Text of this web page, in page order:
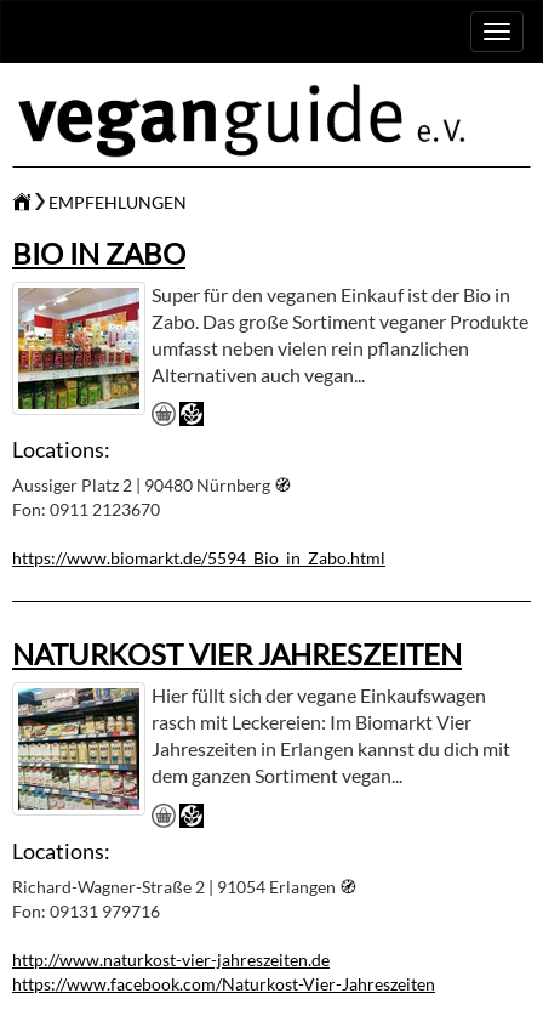
Toggle
EMPFEHLUNGEN
BIO IN ZABO
Super für den veganen Einkauf ist der Bio in
Zabo. Das große Sortiment veganer Produkte
umfasst neben vielen rein pflanzlichen
Alternativen auch vegan...
Locations:
Aussiger Platz 2 | 90480 Nürnberg 🧭︎
Fon: 0911 2123670
https://www.biomarkt.de/5594_Bio_in_Zabo.html
NATURKOST VIER JAHRESZEITEN
Hier füllt sich der vegane Einkaufswagen
rasch mit Leckereien: Im Biomarkt Vier
Jahreszeiten in Erlangen kannst du dich mit
dem ganzen Sortiment vegan...
Locations:
Richard-Wagner-Straße 2 | 91054 Erlangen 🧭︎
Fon: 09131 979716
http://www.naturkost-vier-jahreszeiten.de
https://www.facebook.com/Naturkost-Vier-Jahreszeiten